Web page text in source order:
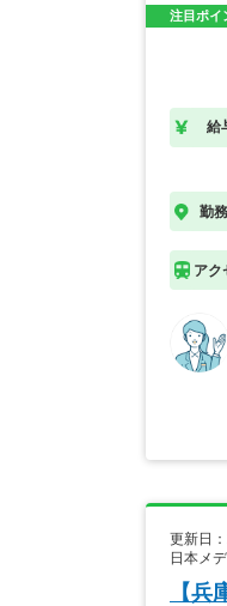
注目ポイ
給
勤
アク
更新日
日本メ
【